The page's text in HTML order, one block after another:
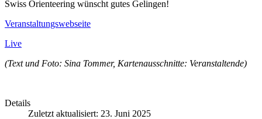
Swiss Orienteering wünscht gutes Gelingen!
Veranstaltungswebseite
Live
(Text und Foto: Sina Tommer, Kartenausschnitte: Veranstaltende)
Details
Zuletzt aktualisiert: 23. Juni 2025